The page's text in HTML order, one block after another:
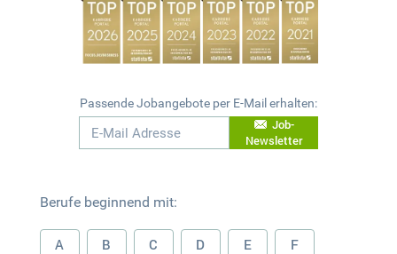
Passende Jobangebote per E-Mail erhalten:
Job-
Newsletter
Berufe beginnend mit:
A B C D E F